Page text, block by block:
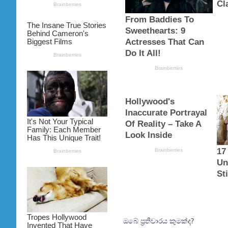
ඔබේ ප්‍රතිචාරය කුමක්ද?